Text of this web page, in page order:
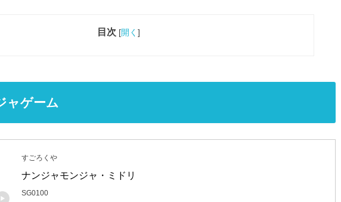
目次 [開く ]
ャゲーム
すごろくや
ナンジャモンジャ・ミドリ
SG0100